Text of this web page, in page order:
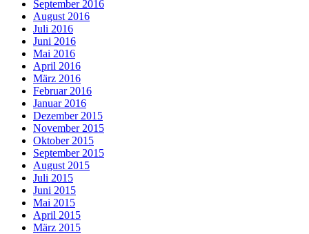
September 2016
August 2016
Juli 2016
Juni 2016
Mai 2016
April 2016
März 2016
Februar 2016
Januar 2016
Dezember 2015
November 2015
Oktober 2015
September 2015
August 2015
Juli 2015
Juni 2015
Mai 2015
April 2015
März 2015